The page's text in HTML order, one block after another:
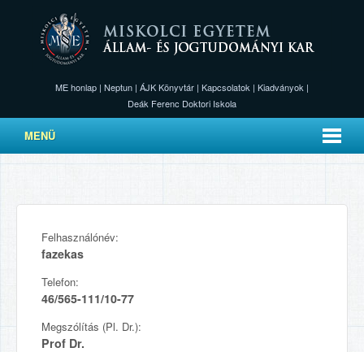
ME honlap | Neptun | ÁJK Könyvtár | Kapcsolatok | Kiadványok |
Deák Ferenc Doktori Iskola
MENÜ
Felhasználónév:
fazekas
Telefon:
46/565-111/10-77
Megszólítás (Pl. Dr.):
Prof Dr.